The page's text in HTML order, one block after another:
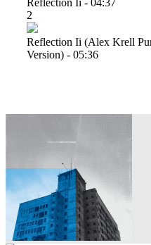
Reflection Ii - 04:37
2
Reflection Ii (alex Krell
Version) - 05:36